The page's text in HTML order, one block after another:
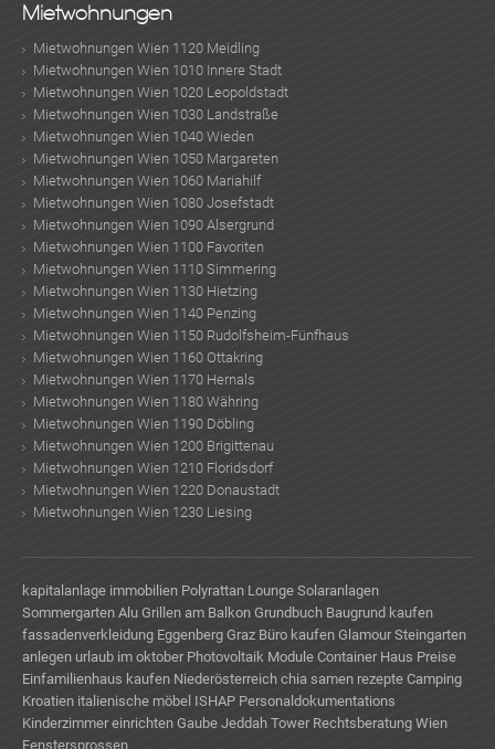
Mietwohnungen
Mietwohnungen Wien 1120 Meidling
Mietwohnungen Wien 1010 Innere Stadt
Mietwohnungen Wien 1020 Leopoldstadt
Mietwohnungen Wien 1030 Landstraße
Mietwohnungen Wien 1040 Wieden
Mietwohnungen Wien 1050 Margareten
Mietwohnungen Wien 1060 Mariahilf
Mietwohnungen Wien 1080 Josefstadt
Mietwohnungen Wien 1090 Alsergrund
Mietwohnungen Wien 1100 Favoriten
Mietwohnungen Wien 1110 Simmering
Mietwohnungen Wien 1130 Hietzing
Mietwohnungen Wien 1140 Penzing
Mietwohnungen Wien 1150 Rudolfsheim-Fünfhaus
Mietwohnungen Wien 1160 Ottakring
Mietwohnungen Wien 1170 Hernals
Mietwohnungen Wien 1180 Währing
Mietwohnungen Wien 1190 Döbling
Mietwohnungen Wien 1200 Brigittenau
Mietwohnungen Wien 1210 Floridsdorf
Mietwohnungen Wien 1220 Donaustadt
Mietwohnungen Wien 1230 Liesing
kapitalanlage immobilien Polyrattan Lounge Solaranlagen
Sommergarten Alu Grillen am Balkon Grundbuch Baugrund kaufen
fassadenverkleidung Eggenberg Graz Büro kaufen Glamour Steingarten
anlegen urlaub im oktober Photovoltaik Module Container Haus Preise
Einfamilienhaus kaufen Niederösterreich chia samen rezepte Camping
Kroatien italienische möbel ISHAP Personaldokumentations
Kinderzimmer einrichten Gaube Jeddah Tower Rechtsberatung Wien
Fenstersprossen